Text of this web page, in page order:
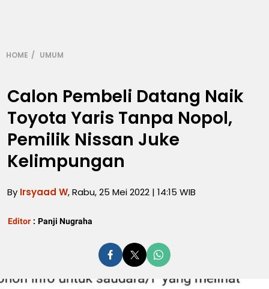
HOME UMUM
Calon Pembeli Datang Naik
Toyota Yaris Tanpa Nopol,
Pemilik Nissan Juke
Kelimpungan
By Irsyaad W, Rabu, 25 Mei 2022 | 14:15 WIB
Editor : Panji Nugraha